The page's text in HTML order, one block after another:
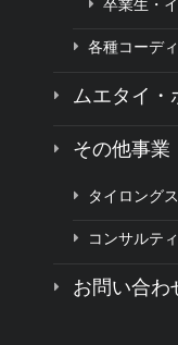
卒業生・
各種コーデ
ムエタイ・
その他事業
タイロング
コンサルテ
お問い合わ